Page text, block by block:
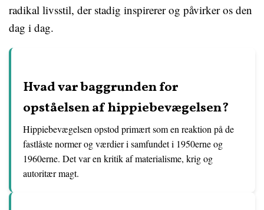
radikal livsstil, der stadig inspirerer og påvirker os den
dag i dag.
Hvad var baggrunden for
opståelsen af hippiebevægelsen?
Hippiebevægelsen opstod primært som en reaktion på de
fastlåste normer og værdier i samfundet i 1950erne og
1960erne. Det var en kritik af materialisme, krig og
autoritær magt.